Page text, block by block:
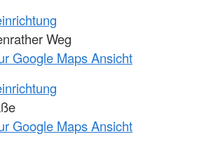
Weg
Google Maps Ansicht
Google Maps Ansicht